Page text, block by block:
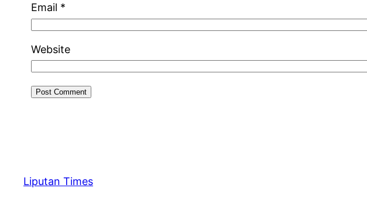
Email *
Website
Liputan Times